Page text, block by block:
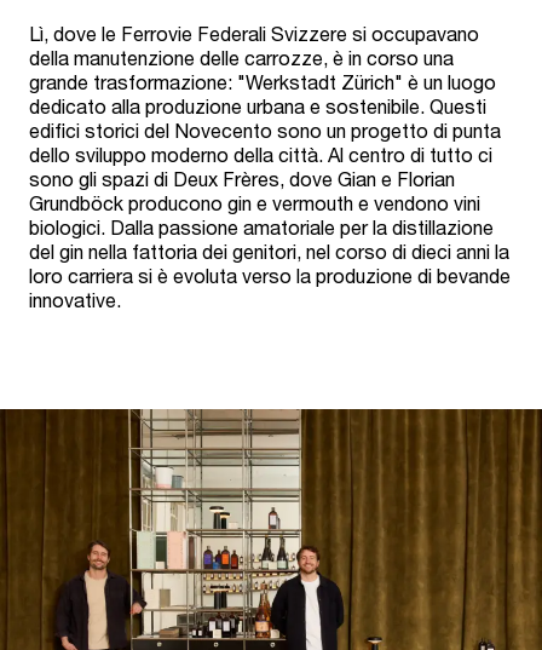
Lì, dove le Ferrovie Federali Svizzere si occupavano
della manutenzione delle carrozze, è in corso una
grande trasformazione: "Werkstadt Zürich" è un luogo
dedicato alla produzione urbana e sostenibile. Questi
edifici storici del Novecento sono un progetto di punta
dello sviluppo moderno della città. Al centro di tutto ci
sono gli spazi di Deux Frères, dove Gian e Florian
Grundböck producono gin e vermouth e vendono vini
biologici. Dalla passione amatoriale per la distillazione
del gin nella fattoria dei genitori, nel corso di dieci anni la
loro carriera si è evoluta verso la produzione di bevande
innovative.